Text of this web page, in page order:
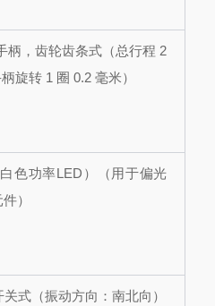
柄，齿轮齿条式（总行程 2
旋转 1 圈 0.2 毫米）
色功率LED）（用于偏光
）
关式 （振动方向：南北向）